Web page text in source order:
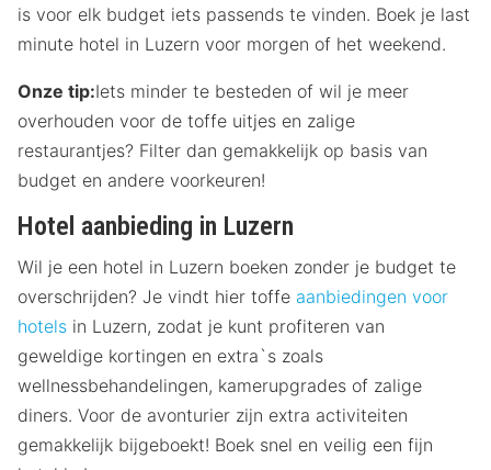
is voor elk budget iets passends te vinden. Boek je last
minute hotel in Luzern voor morgen of het weekend.
Onze tip:Iets minder te besteden of wil je meer
overhouden voor de toffe uitjes en zalige
restaurantjes? Filter dan gemakkelijk op basis van
budget en andere voorkeuren!
Hotel aanbieding in Luzern
Wil je een hotel in Luzern boeken zonder je budget te
overschrijden? Je vindt hier toffe aanbiedingen voor
hotels in Luzern, zodat je kunt profiteren van
geweldige kortingen en extra`s zoals
wellnessbehandelingen, kamerupgrades of zalige
diners. Voor de avonturier zijn extra activiteiten
gemakkelijk bijgeboekt! Boek snel en veilig een fijn